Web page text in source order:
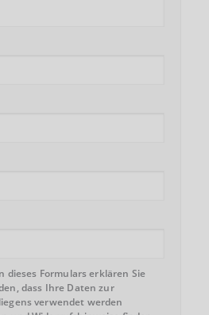
dieses Formulars erklären Sie
dass Ihre Daten zur
verwendet werden